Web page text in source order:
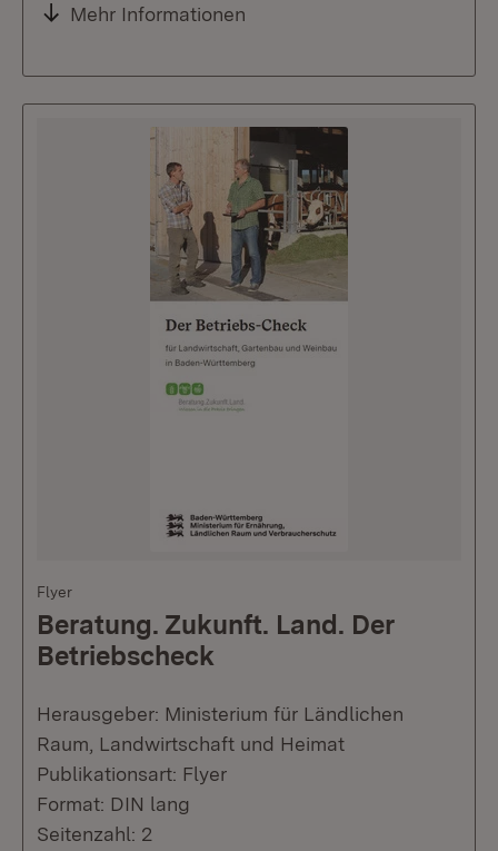
Mehr Informationen
Flyer
Beratung. Zukunft. Land. Der
Betriebscheck
Herausgeber: Ministerium für Ländlichen
Raum, Landwirtschaft und Heimat
Publikationsart: Flyer
Format: DIN lang
Seitenzahl: 2